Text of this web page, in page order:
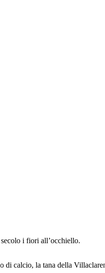
i fiori all’occhiello.
calcio, la tana della